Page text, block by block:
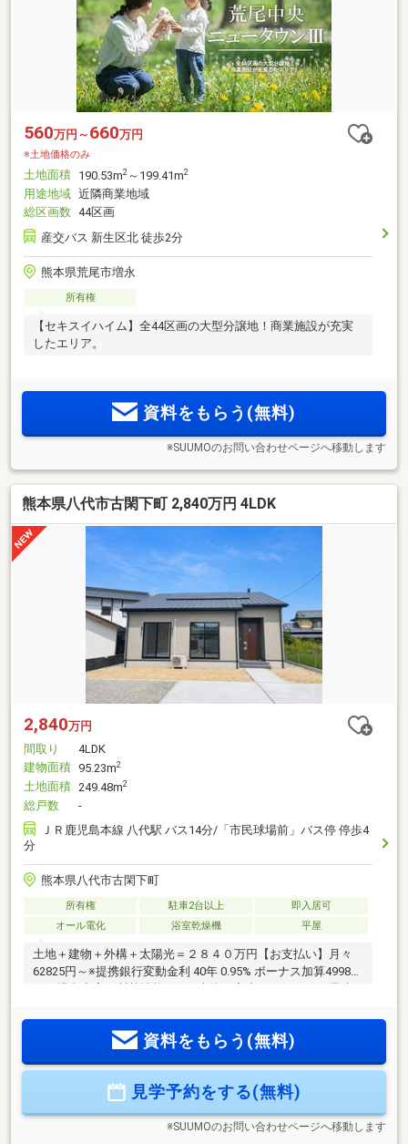
560万円～ 660万円
※土地価格のみ
土地面積 190.53m2 ～199.41m2
用途地域 近隣商業地域
総区画数 44区画
産交バス 新生区北 徒歩2分
熊本県荒尾市増永
所有権
【セキスイハイム】全44区画の大型分譲地！商業施設が充実
したエリア。
資料をもらう(無料)
※SUUMOのお問い合わせページへ移動します
熊本県八代市古閑下町 2,840万円 4LDK
2,840万円
間取り
4LDK
建物面積 95.23m2
土地面積 249.48m2
総戸数
-
ＪＲ鹿児島本線 八代駅 バス14分/「市民球場前」バス停 停歩4
分
熊本県八代市古閑下町
所有権 駐車2台以上
即入居可
オール電化
浴室乾燥機 平屋
土地＋建物＋外構＋太陽光＝２８４０万円【お支払い】月々
62825円～※提携銀行変動金利 40年 0.95% ボーナス加算49980
ーク・ウォークインクローゼット・全居室クローゼット）で
お部屋が片付く！◆太陽光4.3ｋｗ標準装備とオール電化で
険がお安くなる！ご見学できます。お住まいのこともご相談
ください。【TEL 0995-55-5510】
資料をもらう(無料)
見学予約をする(無料)
※SUUMOのお問い合わせページへ移動します